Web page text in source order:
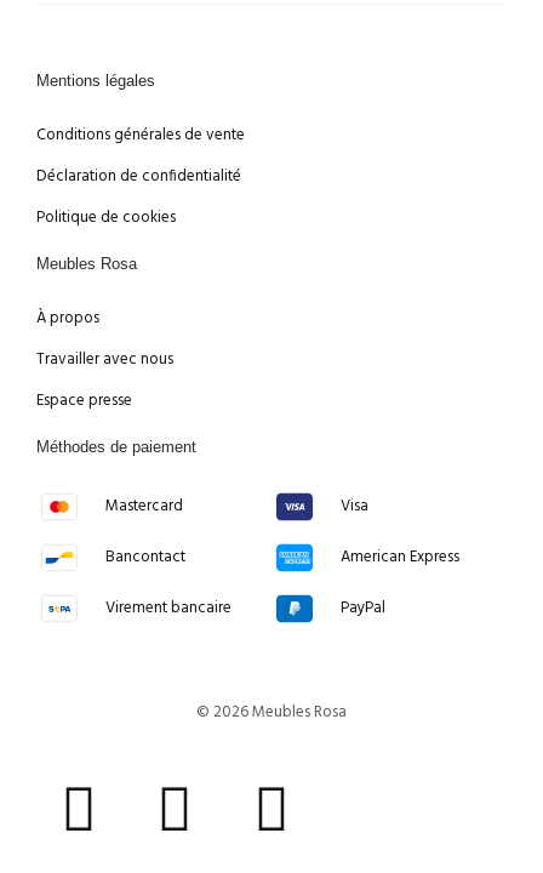
Mentions légales
Conditions générales de vente
Déclaration de confidentialité
Politique de cookies
Meubles Rosa
À propos
Travailler avec nous
Espace presse
Méthodes de paiement
Mastercard
Bancontact
Virement bancaire
Visa
American Express
PayPal
© 2026 Meubles Rosa